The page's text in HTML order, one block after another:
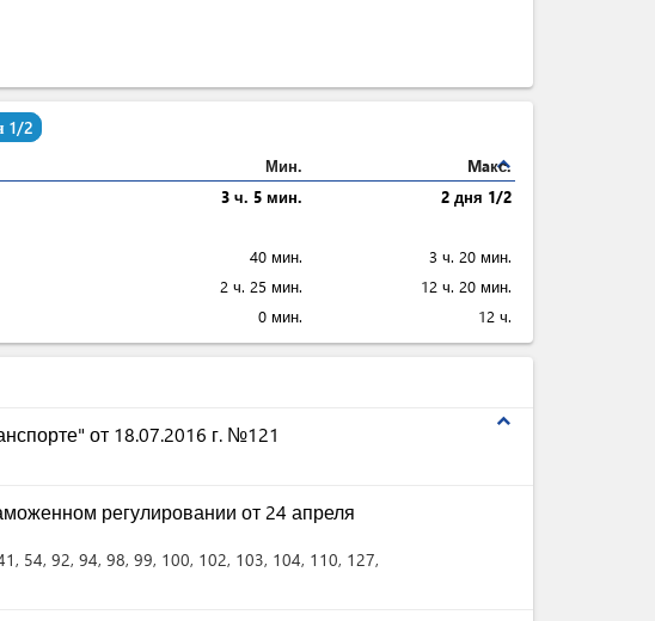
1/2
expand_less
Мин.
Maкс.
3 ч. 5 мин.
2 дня 1/2
40 мин.
3 ч. 20 мин.
2 ч. 25 мин.
12 ч. 20 мин.
0 мин. 12 ч.
expand_less
от 18.07.2016 г. №121
регулировании от 24 апреля
, 54, 92, 94, 98, 99, 100, 102, 103, 104, 110, 127,